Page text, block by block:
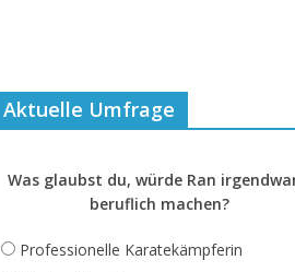
Aktuelle Umfrage
Was glaubst du, würde Ran
beruflich machen?
Professionelle Karatekämpferin